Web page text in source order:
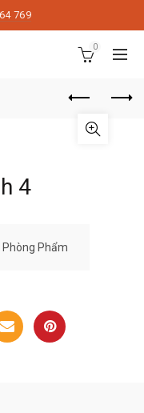
769
0
4
Phòng Phẩm